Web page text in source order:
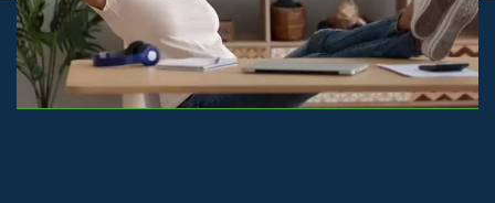
© airco-systemen.nl alle rechten voorbehouden